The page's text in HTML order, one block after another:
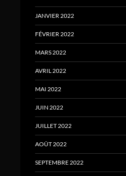
JANVIER 2022
FÉVRIER 2022
MARS 2022
AVRIL 2022
MAI 2022
JUIN 2022
JUILLET 2022
AOÛT 2022
SEPTEMBRE 2022